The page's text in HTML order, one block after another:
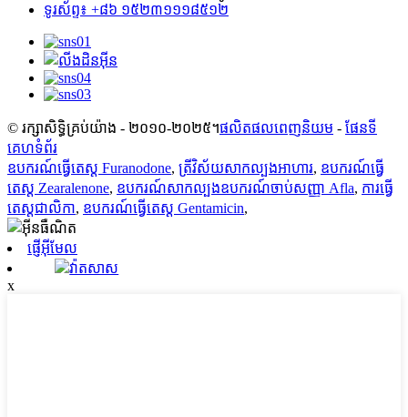
ទូរស័ព្ទ៖ +៨៦ ១៥២៣១១១៨៥១២
© រក្សាសិទ្ធិគ្រប់យ៉ាង - ២០១០-២០២៥។ផលិតផលពេញនិយម - ផែនទី
គេហទំព័រ
ឧបករណ៍ធ្វើតេស្ត Furanodone, ត្រីវិស័យសាកល្បងអាហារ, ឧបករណ៍ធ្វើ
តេស្ត Zearalenone, ឧបករណ៍សាកល្បងឧបករណ៍ចាប់សញ្ញា Afla, ការធ្វើ
តេស្តជាលិកា, ឧបករណ៍ធ្វើតេស្ត Gentamicin,
ផ្ញើអ៊ីមែល
វ៉ាតសាស
x